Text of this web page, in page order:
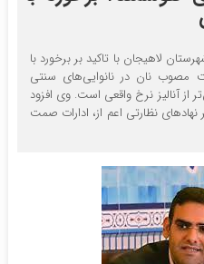
لاهیجان با تاکید بر برخورد با
مصوب نان در نانوایی‌های سنتی
از آنالیز نرخ واقعی است. وی افزود
نظارتی اعم از، ادارات صمت